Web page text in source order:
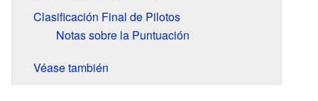
Clasificación Final de Pilotos
Notas sobre la Puntuación
Véase también